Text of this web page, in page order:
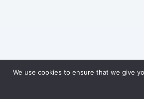
We use cookies to ensure that we give